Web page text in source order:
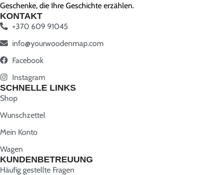
Geschenke, die Ihre Geschichte erzählen.
KONTAKT
+370 609 91045
info@yourwoodenmap.com
Facebook
Instagram
SCHNELLE LINKS
Shop
Wunschzettel
Mein Konto
Wagen
KUNDENBETREUUNG
Häufig gestellte Fragen